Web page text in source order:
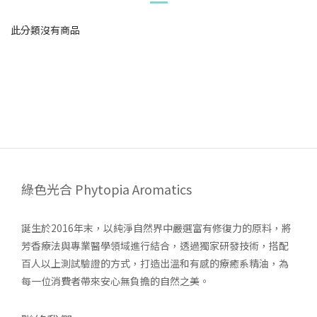
此分類沒有商品
綠色光合 Phytopia Aromatics
誕生於2016年末，以純淨自然界中嚴選富有修復力的原料，將
芳香療法與專業醫學領域進行結合，透過獨家研發技術，搭配
百人以上測試驗證的方式，打造出溫和有感的療癒系精油，為
每一位消費者帶來安心無負擔的自然之美。